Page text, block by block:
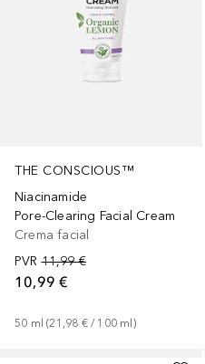
THE CONSCIOUS™
Niacinamide
Pore-Clearing Facial Cream
Crema facial
PVR 11,99 €
10,99 €
50 ml (21,98 € / 100 ml )